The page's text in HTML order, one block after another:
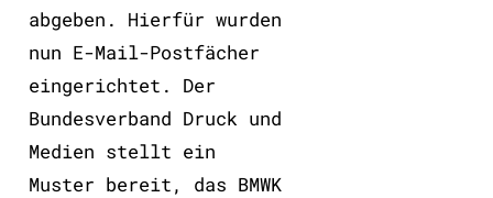
abgeben. Hierfür wurden
nun E-Mail-Postfächer
eingerichtet. Der
Bundesverband Druck und
Medien stellt ein
Muster bereit, das BMWK